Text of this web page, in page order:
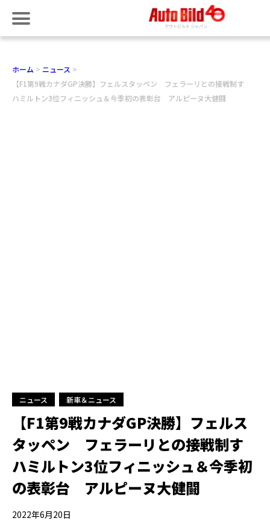
ホーム
ニュース
【F1第9戦カナダGP決勝】フェルスタッペン フェラーリとの接戦制す
ハミルトン3位フィニッシュ＆今季初の表彰台 アルピーヌ大健闘
ニュース 新車＆ニュース
【F1第9戦カナダGP決勝】フェルス
タッペン フェラーリとの接戦制す
ハミルトン3位フィニッシュ＆今季初
の表彰台 アルピーヌ大健闘
2022年6月20日